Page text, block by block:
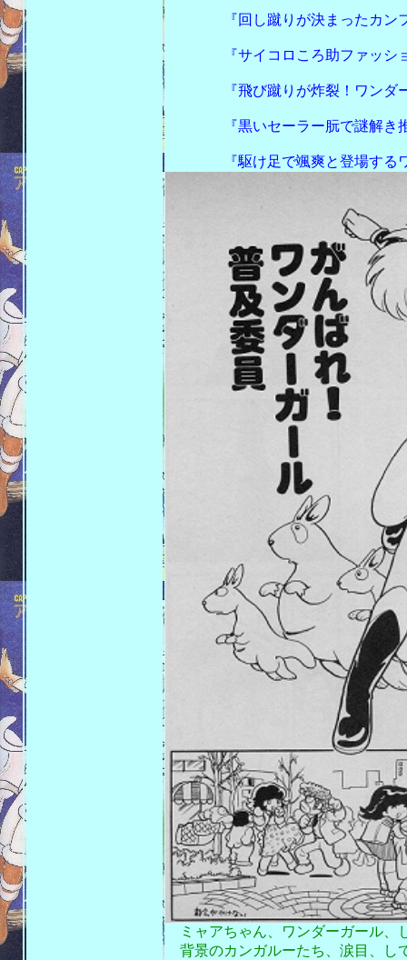
『回し蹴りが決まったカンフ
『サイコロころ助ファッショ
『飛び蹴りが炸裂！ワンダー
『黒いセーラー朊で謎解き推
『駆け足で颯爽と登場するワ
ミャアちゃん、ワンダーガール、
背景のカンガルーたち、涙目、し